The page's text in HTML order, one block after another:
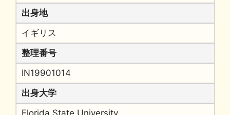
出身地
イギリス
整理番号
IN19901014
出身大学
Florida State University